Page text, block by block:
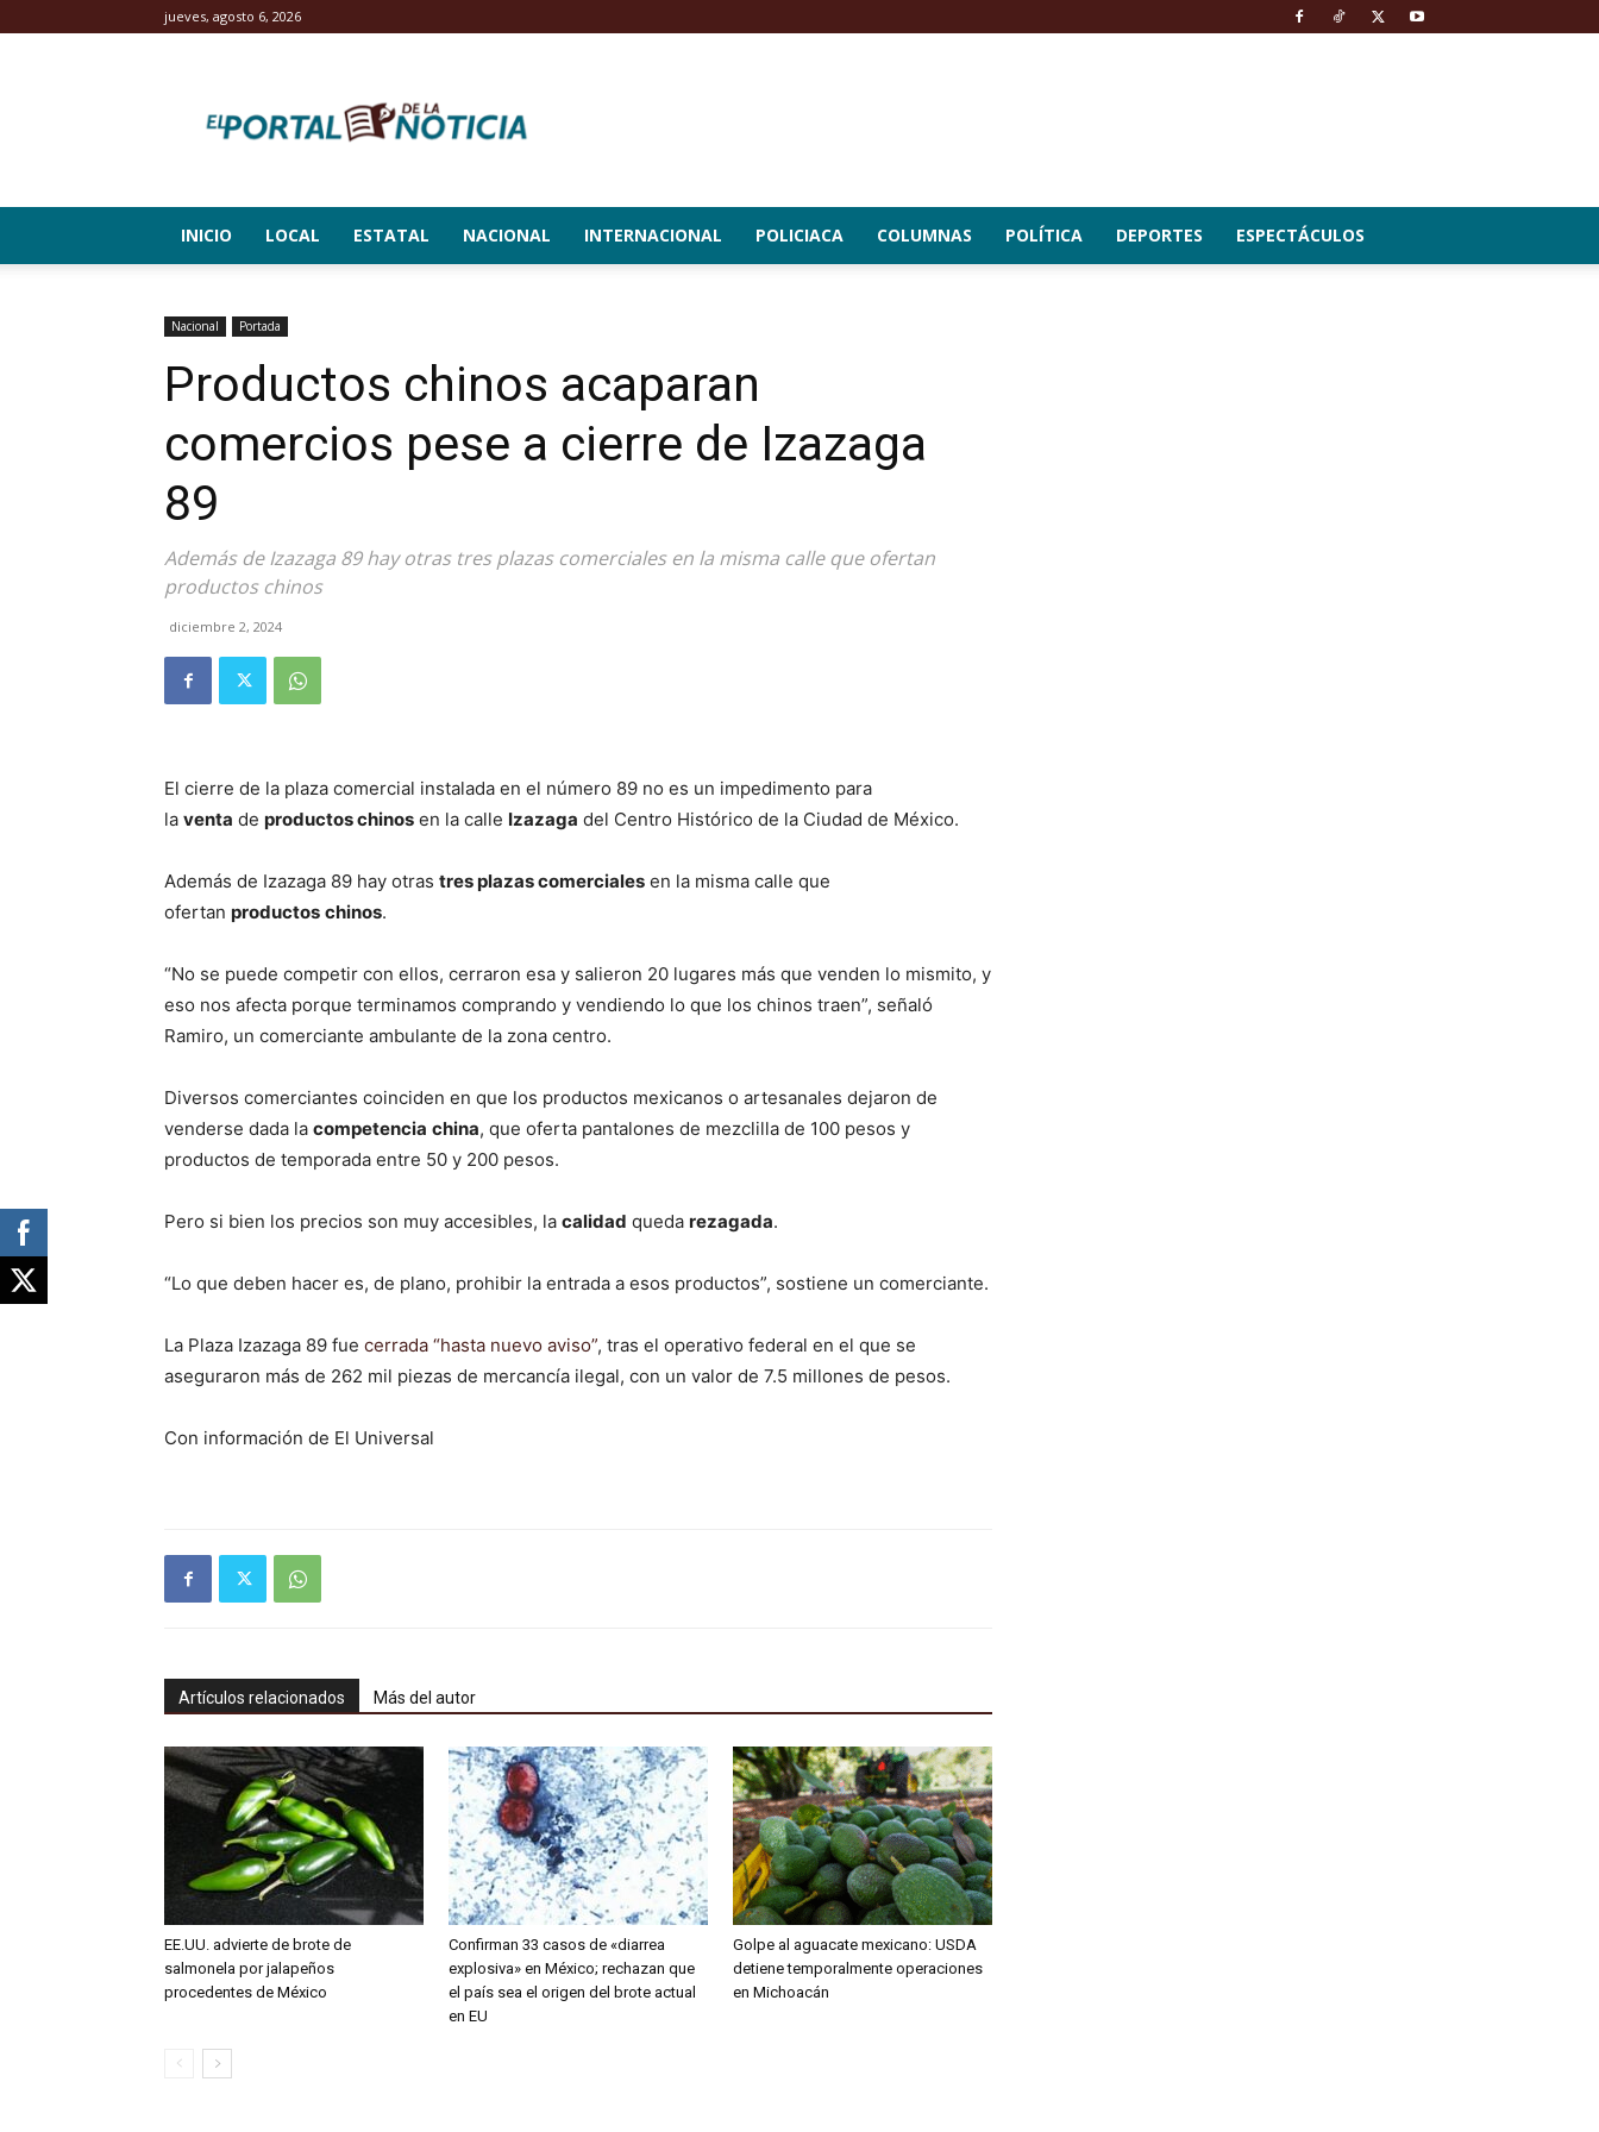
jueves, agosto 6, 2026
Portal
de
INICIO LOCAL ESTATAL NACIONAL INTERNACIONAL POLICIACA COLUMNAS POLÍTICA DEPORTES ESPECTÁCULOS
Nacional Portada
Productos chinos acaparan
comercios pese a cierre de Izazaga
89
Además de Izazaga 89 hay otras tres plazas comerciales en la misma calle que ofertan
productos chinos
diciembre 2, 2024
El cierre de la plaza comercial instalada en el número 89 no es un impedimento para
la venta de productos chinos en la calle Izazaga del Centro Histórico de la Ciudad de México.
Además de Izazaga 89 hay otras tres plazas comerciales en la misma calle que
ofertan productos chinos.
“No se puede competir con ellos, cerraron esa y salieron 20 lugares más que venden lo mismito, y
eso nos afecta porque terminamos comprando y vendiendo lo que los chinos traen”, señaló
Ramiro, un comerciante ambulante de la zona centro.
Diversos comerciantes coinciden en que los productos mexicanos o artesanales dejaron de
venderse dada la competencia china, que oferta pantalones de mezclilla de 100 pesos y
productos de temporada entre 50 y 200 pesos.
Pero si bien los precios son muy accesibles, la calidad queda rezagada.
“Lo que deben hacer es, de plano, prohibir la entrada a esos productos”, sostiene un comerciante.
La Plaza Izazaga 89 fue cerrada “hasta nuevo aviso”, tras el operativo federal en el que se
aseguraron más de 262 mil piezas de mercancía ilegal, con un valor de 7.5 millones de pesos.
Con información de El Universal
Artículos relacionados Más del autor
EE.UU. advierte de brote de
salmonela por jalapeños
procedentes de México
Confirman 33 casos de «diarrea
explosiva» en México; rechazan que
el país sea el origen del brote actual
en EU
Golpe al aguacate mexicano: USDA
detiene temporalmente operaciones
en Michoacán